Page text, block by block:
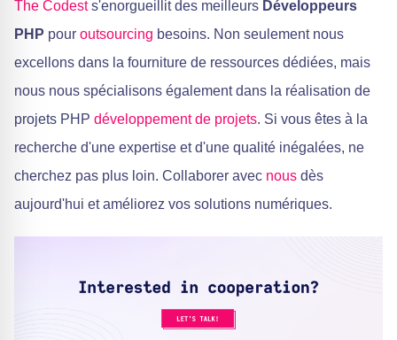
The Codests'enorgueillit des meilleurs Développeurs
PHP pour outsourcing besoins. Non seulement nous
excellons dans la fourniture de ressources dédiées, mais
nous nous spécialisons également dans la réalisation de
projets PHP développement de projets. Si vous êtes à la
recherche d'une expertise et d'une qualité inégalées, ne
cherchez pas plus loin. Collaborer avec nous dès
aujourd'hui et améliorez vos solutions numériques.